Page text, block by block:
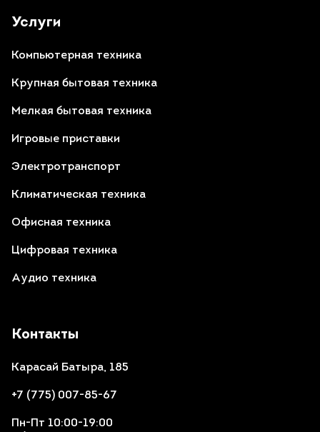
Контакты
Карасай Батыра, 185
+7 (775) 007-85-67
Пн-Пт 10:00-19:00
Услуги
Компьютерная техника
Крупная бытовая техника
Мелкая бытовая техника
Игровые приставки
Электротранспорт
Климатическая техника
Офисная техника
Цифровая техника
Аудио техника